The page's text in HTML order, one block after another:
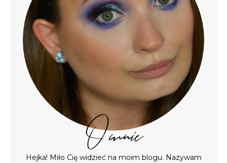
O mnie
Hejka! Miło Cię widzieć na moim blogu. Nazywam